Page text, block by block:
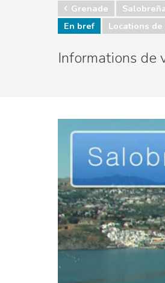
Grenade
En bref
Locations de
Informations de